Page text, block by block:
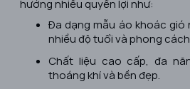
hưởng nhiều quyền lợi như:
Đa dạng mẫu áo khoác gió
nhiều độ tuổi và phong
Chất liệu cao cấp, đa
thoáng khí và bền đẹp.